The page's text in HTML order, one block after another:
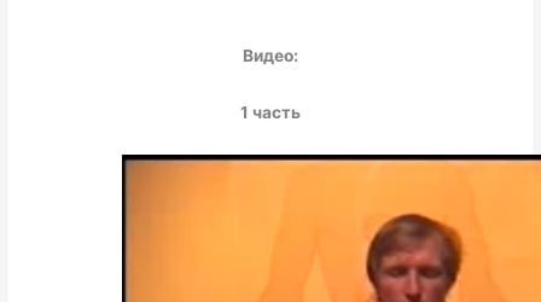
Видео:
1 часть